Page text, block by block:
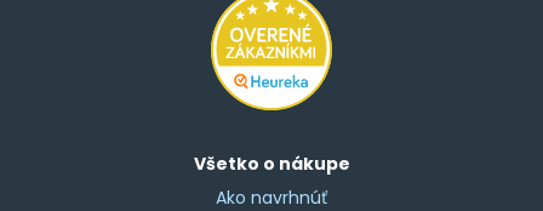
Všetko o nákupe
Ako navrhnúť